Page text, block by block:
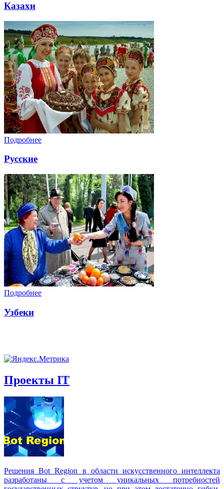
Казахи
Подробнее
Русские
Подробнее
Узбеки
Проекты IT
Решения Вot Region в области искусственного интеллекта
разработаны с учетом уникальных потребностей